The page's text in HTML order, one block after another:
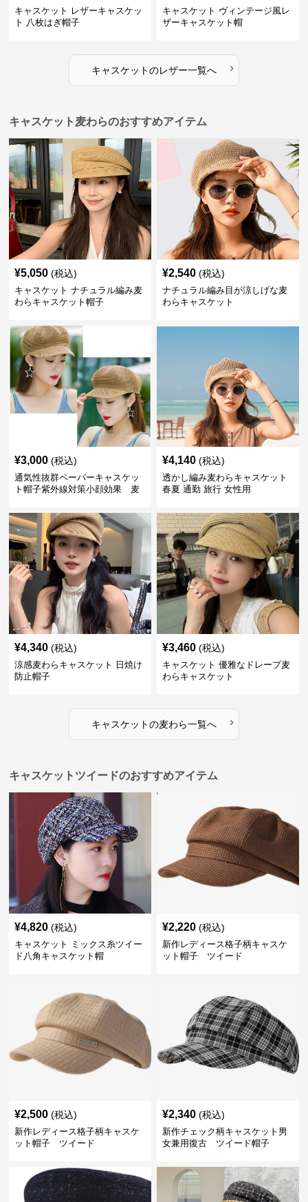
キャスケット レザーキャスケッ
ト 八枚はぎ帽子
キャスケット ヴィンテージ風レ
ザーキャスケット帽
キャスケットのレザー一覧へ ›
キャスケット麦わらのおすすめアイテム
¥5,050 (税込)
キャスケット ナチュラル編み麦
わらキャスケット帽子
¥2,540 (税込)
ナチュラル編み目が涼しげな麦
わらキャスケット
¥3,000 (税込)
通気性抜群ペーパーキャスケッ
ト帽子紫外線対策小顔効果 麦
¥4,140 (税込)
透かし編み麦わらキャスケット
春夏 通勤 旅行 女性用
¥4,340 (税込)
涼感麦わらキャスケット 日焼け
防止帽子
¥3,460 (税込)
キャスケット 優雅なドレープ麦
わらキャスケット
キャスケットの麦わら一覧へ ›
キャスケットツイードのおすすめアイテム
¥4,820 (税込)
キャスケット ミックス糸ツイー
ド八角キャスケット帽
¥2,220 (税込)
新作レディース格子柄キャスケ
ット帽子 ツイード
¥2,500 (税込)
新作レディース格子柄キャスケ
ット帽子 ツイード
¥2,340 (税込)
新作チェック柄キャスケット男
女兼用復古 ツイード帽子